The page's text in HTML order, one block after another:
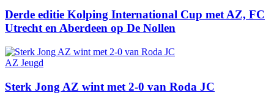
Derde editie Kolping International Cup met AZ, FC
Utrecht en Aberdeen op De Nollen
AZ Jeugd
Sterk Jong AZ wint met 2-0 van Roda JC